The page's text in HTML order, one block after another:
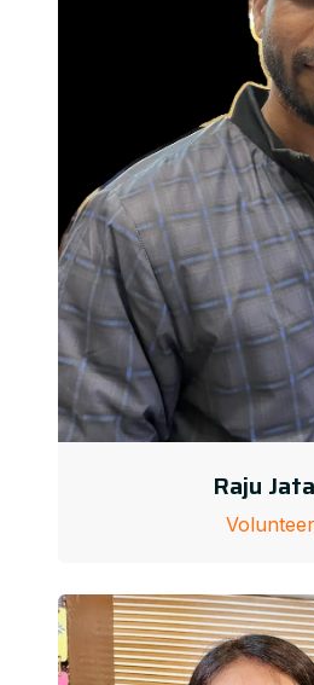
Raju
Volunteer